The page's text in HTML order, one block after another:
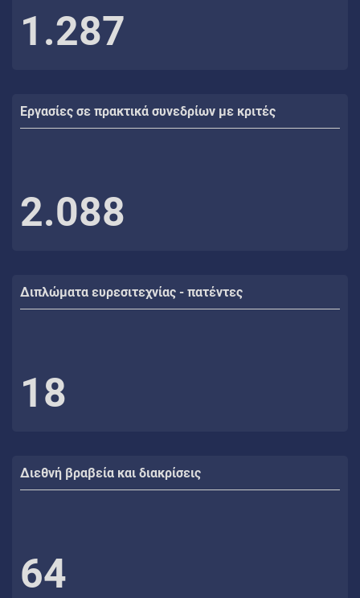
1.287
Εργασίες σε πρακτικά συνεδρίων με κριτές
2.088
Διπλώματα ευρεσιτεχνίας - πατέντες
18
Διεθνή βραβεία και διακρίσεις
64